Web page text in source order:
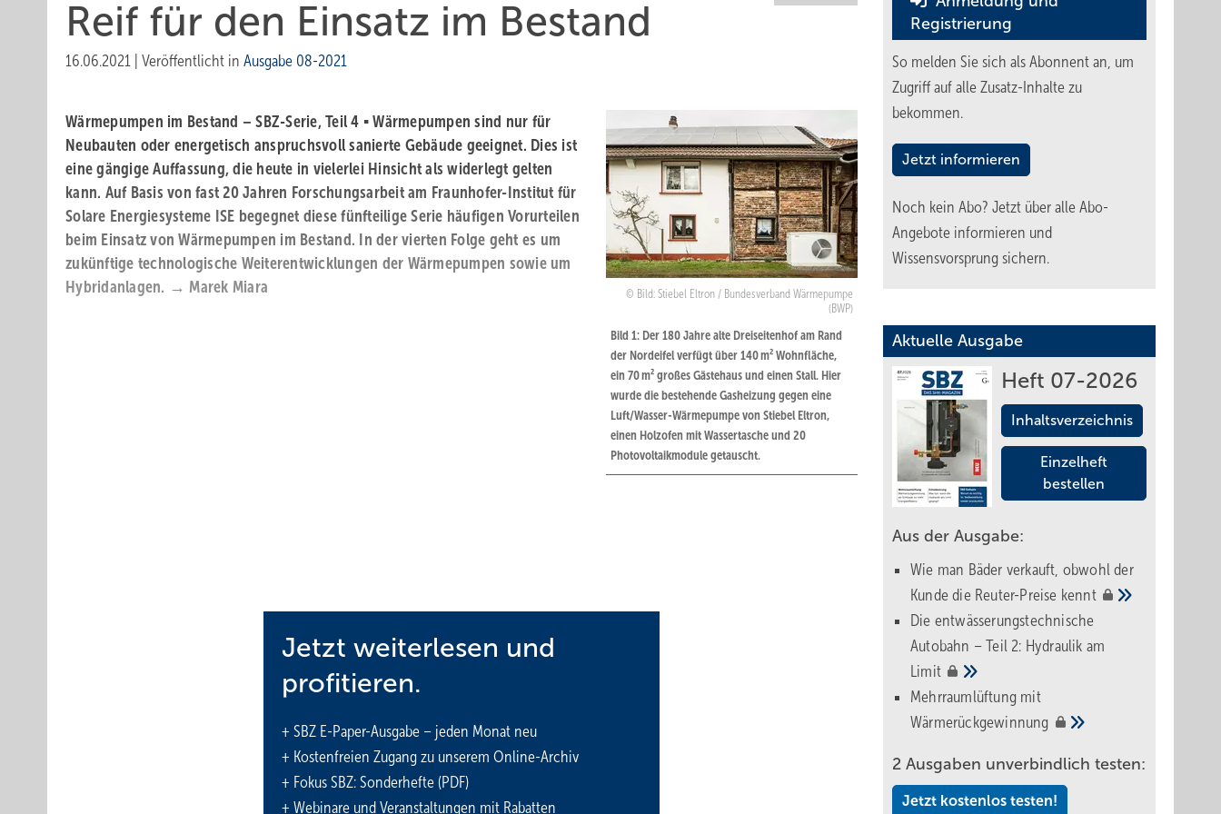
Reif für den Einsatz im Bestand
16.06.2021 Veröffentlicht in Ausgabe 08-2021
Bild: Stiebel Eltron / Bundesverband Wärmepumpe
(BWP)
Bild 1: Der 180 Jahre alte Dreiseitenhof am Rand
der Nordeifel verfügt über 140 m² Wohnfläche,
ein 70 m² großes Gästehaus und einen Stall. Hier
wurde die bestehende Gasheizung gegen eine
Luft/Wasser-Wärmepumpe von Stiebel Eltron,
einen Holz­ofen mit Wassertasche und 20
Photovoltaikmodule getauscht.
Wärmepumpen im Bestand – SBZ-Serie, Teil 4 ▪ Wärmepumpen sind nur für
Neubauten oder energetisch anspruchsvoll sanierte Gebäude geeignet. Dies ist
eine gängige Auffassung, die heute in vielerlei Hinsicht als widerlegt gelten
kann. Auf Basis von fast 20 Jahren Forschungsarbeit am Fraunhofer-Institut für
Solare Energiesysteme ISE begegnet diese fünfteilige Serie häufigen Vorurteilen
beim Einsatz von Wärmepumpen im Bestand. In der vierten Folge geht es um
zukünftige technologische Weiterentwicklungen der Wärmepumpen sowie um
Hybridanlagen. → Marek Miara
Werden Wärmepumpen zukünftig noch besser für Bestandsgebäude geeignet sein?
Sind Hybridanlagen in Bestandsgebäuden vorteilhaft?
Warum könnte man eine Hybridanlage in Betracht ziehen?
Artikelserie: Wärmepumpen im Bestand
Jetzt weiterlesen und
profitieren.
+ SBZ E-Paper-Ausgabe – jeden Monat neu
+ Kostenfreien Zugang zu unserem Online-Archiv
+ Fokus SBZ: Sonderhefte (PDF)
+ Webinare und Veranstaltungen mit Rabatten
Registrierung
So melden Sie sich als Abonnent an, um
Zugriff auf alle Zusatz-Inhalte zu
bekommen.
Jetzt informieren
Noch kein Abo? Jetzt über alle Abo-
Angebote informieren und
Wissensvorsprung sichern.
Aktuelle Ausgabe
Heft 07-2026
Inhaltsverzeichnis
Einzelheft
bestellen
Aus der Ausgabe:
Wie man Bäder verkauft, obwohl der
Kunde die Reuter-Preise kennt
Die entwässerungstechnische
Autobahn – Teil 2: Hydraulik am
Limit
Mehrraumlüftung mit
Wärmerückgewinnung
2 Ausgaben unverbindlich testen:
Jetzt kostenlos testen!